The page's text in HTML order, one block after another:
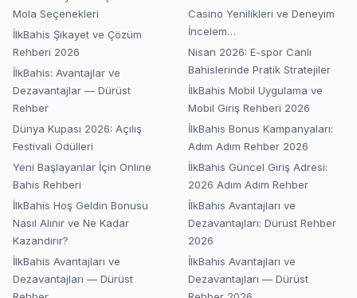
Mola Seçenekleri
İlkBahis Şikayet ve Çözüm
Rehberi 2026
İlkBahis: Avantajlar ve
Dezavantajlar — Dürüst
Rehber
Dünya Kupası 2026: Açılış
Festivali Ödülleri
Yeni Başlayanlar İçin Online
Bahis Rehberi
İlkBahis Hoş Geldin Bonusu
Nasıl Alınır ve Ne Kadar
Kazandırır?
İlkBahis Avantajları ve
Dezavantajları — Dürüst
Casino Yenilikleri ve Deneyim
İncelem…
Nisan 2026: E-spor Canlı
Bahislerinde Pratik Stratejiler
İlkBahis Mobil Uygulama ve
Mobil Giriş Rehberi 2026
İlkBahis Bonus Kampanyaları:
Adım Adım Rehber 2026
İlkBahis Güncel Giriş Adresi:
2026 Adım Adım Rehber
İlkBahis Avantajları ve
Dezavantajları: Dürüst Rehber
2026
İlkBahis Avantajları ve
Dezavantajları — Dürüst